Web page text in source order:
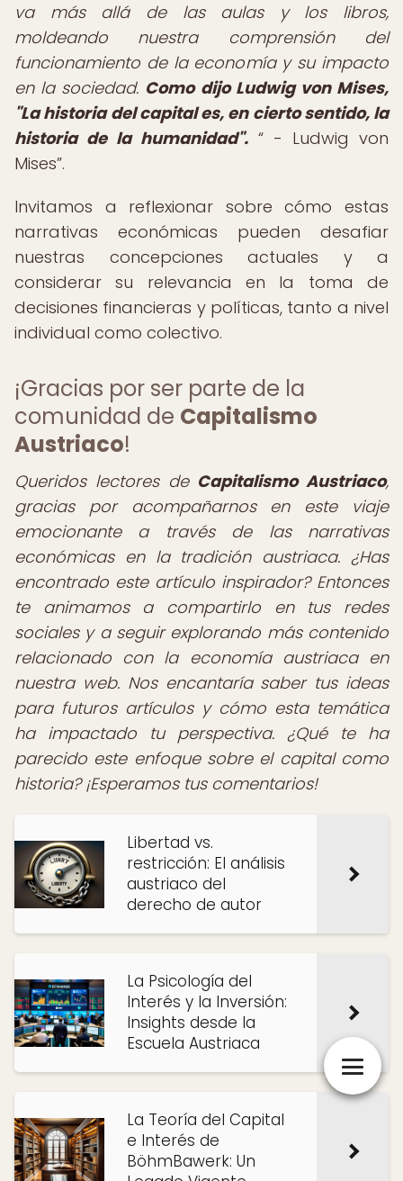
va más allá de las aulas y los libros,
moldeando nuestra comprensión del
funcionamiento de la economía y su impacto
en la sociedad. Como dijo Ludwig von Mises,
"La historia del capital es, en cierto sentido, la
historia de la humanidad".
- Ludwig von
Mises .
Invitamos a reflexionar sobre cómo estas
narrativas económicas pueden desafiar
nuestras concepciones actuales y a
considerar su relevancia en la toma de
decisiones financieras y políticas, tanto a nivel
individual como colectivo.
¡Gracias por ser parte de la
comunidad de Capitalismo
Austriaco!
Queridos lectores de Capitalismo Austriaco,
gracias por acompañarnos en este viaje
emocionante a través de las narrativas
económicas en la tradición austriaca. ¿Has
encontrado este artículo inspirador? Entonces
te animamos a compartirlo en tus redes
sociales y a seguir explorando más contenido
relacionado con la economía austriaca en
nuestra web. Nos encantaría saber tus ideas
para futuros artículos y cómo esta temática
ha impactado tu perspectiva. ¿Qué te ha
parecido este enfoque sobre el capital como
historia? ¡Esperamos tus comentarios!
Libertad vs.
restricción: El análisis
austriaco del
derecho de autor
La Psicología del
Interés y la Inversión:
Insights desde la
Escuela Austriaca
La Teoría del Capital
e Interés de
BöhmBawerk: Un